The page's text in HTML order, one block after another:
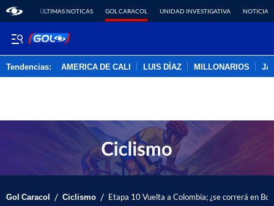
ÚLTIMAS NOTICAS GOL CARACOL UNIDAD INVESTIGATIVA NOTICIAS
Tendencias: AMERICA DE CALI LUIS DÍAZ MILLONARIOS
Gol Caracol / Ciclismo / Etapa 10 Vuelta a Colombia; ¿se correrá en